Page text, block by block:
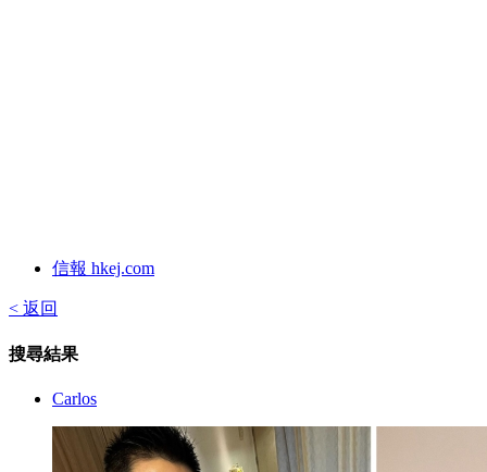
信報 hkej.com
< 返回
搜尋結果
Carlos